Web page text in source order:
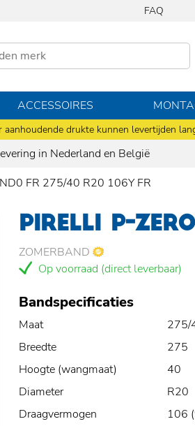
drukte kunnen levertijden
FAQ
ACCESSOIRES
in Nederland en België
FR 275/40 R20 106Y FR
PIRELLI P-
ZOMERBAND
Op voorraad (direct leverbaar)
Bandspecificaties
Maat
275/
Breedte
275
Hoogte (wangmaat)
40
Diameter
R20
Draagvermogen
106